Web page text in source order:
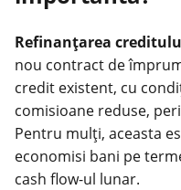
Refinanțarea
nou contract de
credit existent, cu
comisioane reduse,
Pentru mulți, aceasta
economisi bani pe
cash flow-ul lunar.